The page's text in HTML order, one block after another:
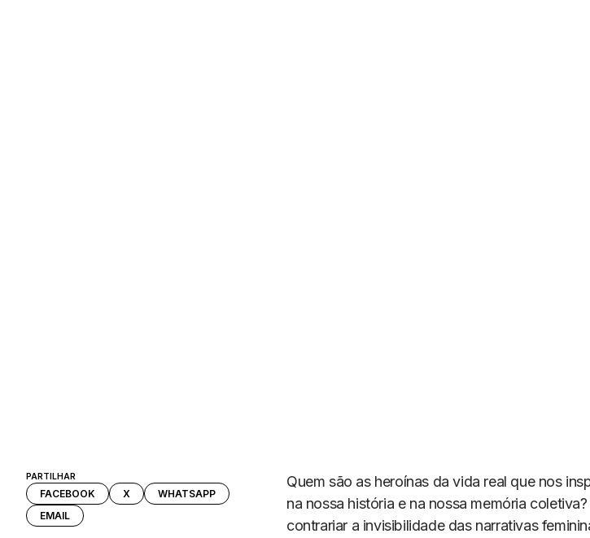
PARTILHAR
FACEBOOK X
WHATSAPP
EMAIL
Quem são as heroínas da vida real que nos
na nossa história e na nossa memória
contrariar a invisibilidade das narrativas